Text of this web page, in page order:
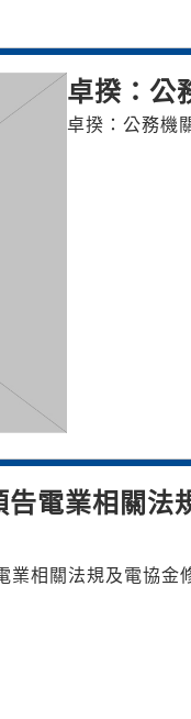
卓揆：公
卓揆：公務機
告電業相關法
業相關法規及電協金